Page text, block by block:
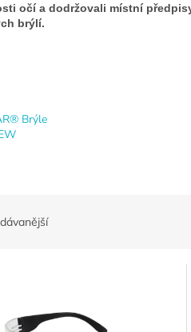
očí a dodržovali místní
brýlí.
Brýle